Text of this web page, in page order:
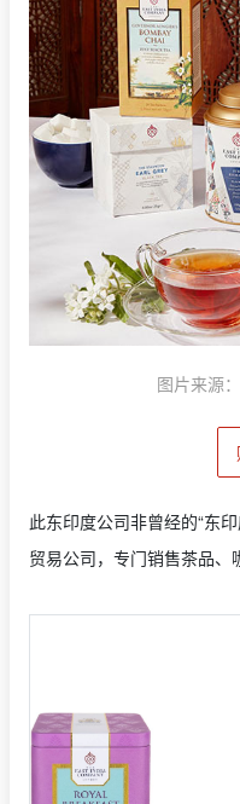
图片来源
此东印度公司非曾经的“东
贸易公司，专门销售茶品、